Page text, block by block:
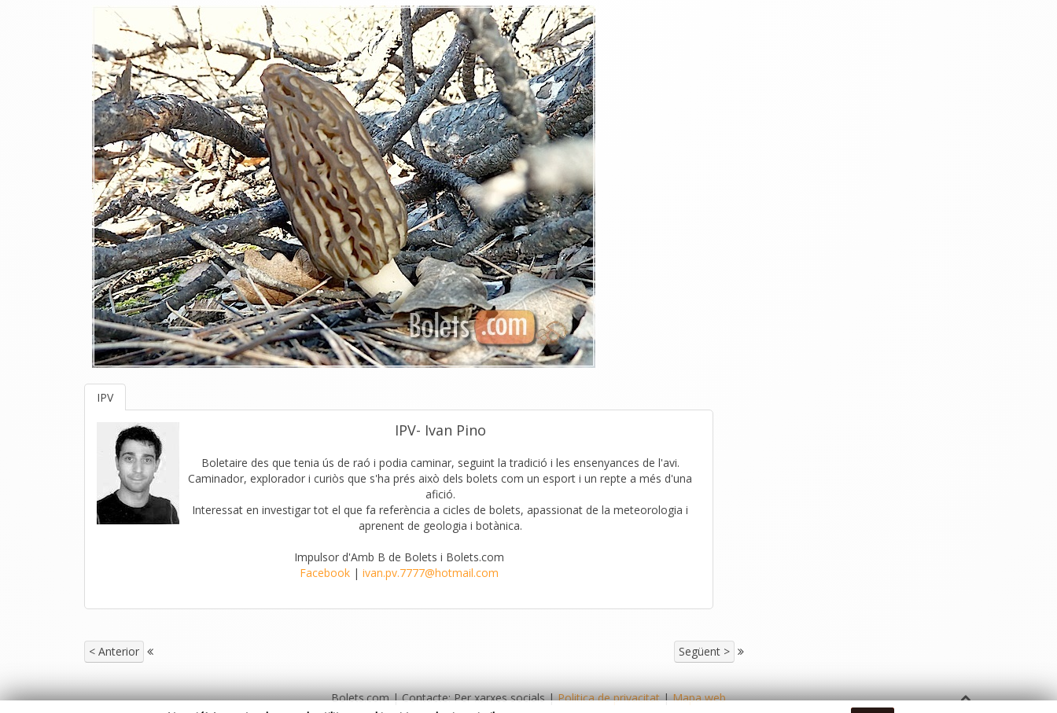
IPV
IPV- Ivan Pino
Boletaire des que tenia ús de raó i podia caminar, seguint la tradició i les ensenyances de l'avi.
Caminador, explorador i curiòs que s'ha prés això dels bolets com un esport i un repte a més d'una
afició.
Interessat en investigar tot el que fa referència a cicles de bolets, apassionat de la meteorologia i
aprenent de geologia i botànica.
Impulsor d'Amb B de Bolets i Bolets.com
Facebook| ivan.pv.7777@hotmail.com
< Anterior Següent >
Bolets.com | Contacte: Per xarxes socials |Politica de privacitat|Mapa web